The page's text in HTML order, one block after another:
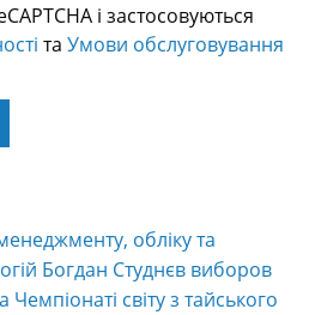
і застосовуються
та Умови обслуговування
обліку та
Богдан Студнєв виборов
світу з тайського